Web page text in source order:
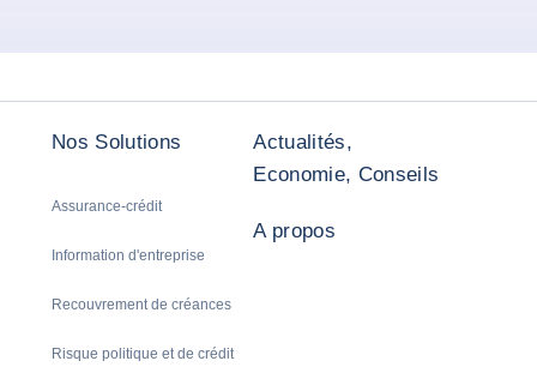
Nos Solutions
Assurance-crédit
Information d'entreprise
Recouvrement de créances
Risque politique et de crédit
Actualités,
Economie, Conseils
A propos